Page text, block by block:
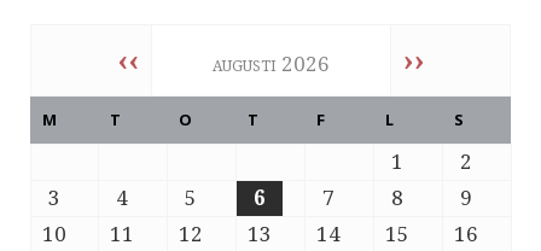
‹‹ augusti 2026 ››
M T O T F L S
1
2
3
4 5 6 7 8
9
10
11 12 13 14 15
16